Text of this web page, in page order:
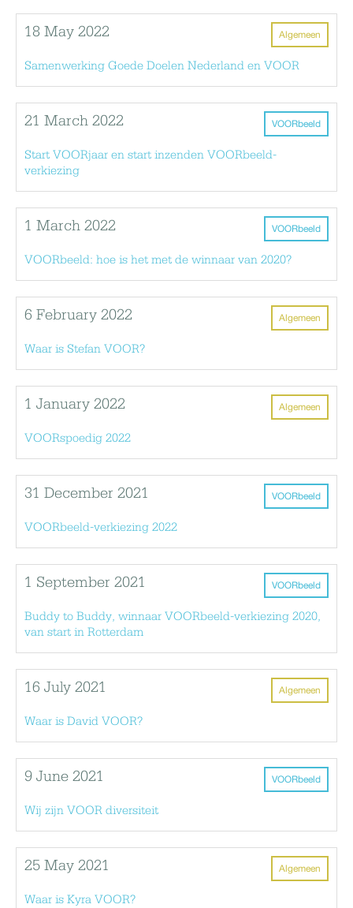
Algemeen
18 May 2022
Samenwerking Goede Doelen Nederland en VOOR
VOORbeeld
21 March 2022
Start VOORjaar en start inzenden VOORbeeld-
verkiezing
VOORbeeld
1 March 2022
VOORbeeld: hoe is het met de winnaar van 2020?
Algemeen
6 February 2022
Waar is Stefan VOOR?
Algemeen
1 January 2022
VOORspoedig 2022
VOORbeeld
31 December 2021
VOORbeeld-verkiezing 2022
VOORbeeld
1 September 2021
Buddy to Buddy, winnaar VOORbeeld-verkiezing 2020,
van start in Rotterdam
Algemeen
16 July 2021
Waar is David VOOR?
VOORbeeld
9 June 2021
Wij zijn VOOR diversiteit
Algemeen
25 May 2021
Waar is Kyra VOOR?